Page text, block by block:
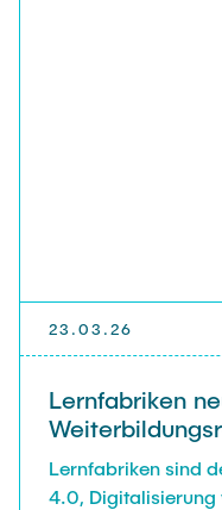
23.03.26
Lernfabriken
Lernfabriken sind
4.0, Digitalisierung